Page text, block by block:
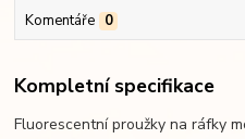
Komentáře 0
Kompletní specifikace
Fluorescentní proužky na ráfky